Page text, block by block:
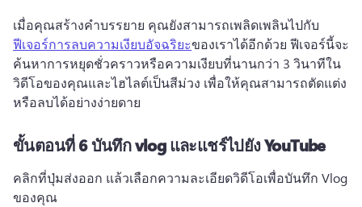
เมื่อคุณสร้างคำบรรยาย คุณยังสามารถเพลิดเพลินไปกับ
ฟีเจอร์การลบความเงียบอัจฉริยะของเราได้อีกด้วย ฟีเจอร์นี้จะ
ค้นหาการหยุดชั่วคราวหรือความเงียบที่นานกว่า 3 วินาทีใน
วิดีโอของคุณและไฮไลต์เป็นสีม่วง เพื่อให้คุณสามารถตัดแต่ง
หรือลบได้อย่างง่ายดาย
ขั้นตอนที่ 6บันทึก vlog และแชร์ไปยัง YouTube
คลิกที่ปุ่มส่งออก แล้วเลือกความละเอียดวิดีโอเพื่อบันทึก Vlog
ของคุณ